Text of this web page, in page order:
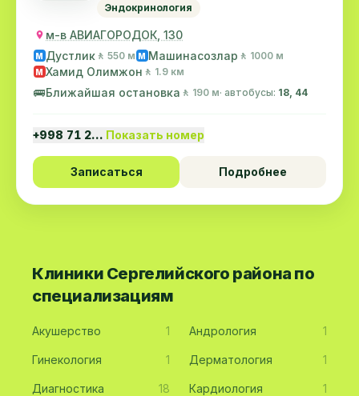
Эндокринология
м-в АВИАГОРОДОК, 130
M Дустлик 🚶 550 м M Машинасозлар 🚶 1000 м
M Хамид Олимжон 🚶 1.9 км
🚌Ближайшая остановка 🚶 190 м· автобусы: 18, 44
+998 71 2… Показать номер
Записаться Подробнее
Клиники Сергелийского района по
специализациям
Акушерство 1 Андрология 1
Гинекология 1 Дерматология 1
Диагностика 18 Кардиология 1